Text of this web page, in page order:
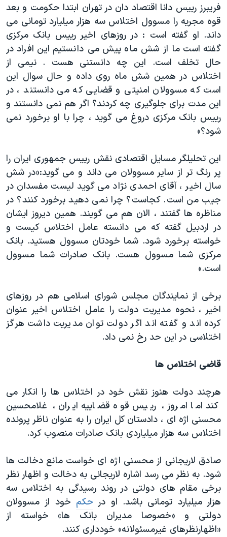
چهل سال گروگان‌گیری
قانون شفافیت دارائی کادر رهبری ایران
اعتراضات مردمی آبان ۹۸
اسرائیل در جنگ
نرگس محمدی برنده جایزه نوبل صلح
همایش محافظه‌کاران آمریکا «سی‌پک»
صفحه‌های ویژه
فریبرز رییس دانا اقتصاد دان در تهران ابتدا حکومت و بعد
قوه مجریه را مسوول اختلاس سه هزار میلیارد تومانی می
داند. او گفته است : در روزهای اخیر رییس بانک مرکزی
گفته است ما از شش ماه پیش می دانستیم این افراد در
حال تخلف است. این چه دانستنی هست . نیمی از
اختلاس در همین شش ماه روی داده و حال سوال این
است که مسوولان امنیتی و قضایی که می دانستند ، در
این مدت برای جلوگیری چه کردند؟ اگر هم نمی دانستند و
رییس بانک مرکزی دروغ می گوید ، چرا با او برخورد نمی
شود؟»
این تحلیلگر مسایل اقتصادی نقش رییس جمهوری ایران را
پر رنگ تر از سایر مسوولان می داند و می گوید:«در شش
سال اخیر ، آقای احمدی نژاد می گوید لیست مفسدان در
جیب من است. کجاست؟ چرا نمی دهید برخورد کنند؟ در
مناظره ها گفتند ، الان هم می گویند. همین دیروز ایشان
در اردبیل گفته که می دانسته عامل اختلاس کیست و
خواسته برخورد شود. شما خودتان مسوول هستید. بانک
مرکزی شما مسوول هست. بانک صادرات شما مسوول
است.»
برخی از نمایندگان مجلس شورای اسلامی هم در روزهای
اخیر ، نحوه مدیریت دولت را عامل اختلاس اخیر عنوان
کرده اند و گفته اند اگر دولت توان مدیریت داشت هرگز
اختلاسی در این حد رخ نمی داد.
قاضی اختلاس ها
هرچند دولت هنوز نقش خود در اختلاس ها را انکار می
کند اما امروز ، رییس قوه قضاییه ایران ، غلامحسین
محسنی اژه ای ، دادستان کل ایران را به عنوان ناظر پرونده
اختلاس سه هزار میلیاردی بانک صادرات منصوب کرد.
صادق لاریجانی از محسنی اژه ای خواست مانع دخالت ها
شود. به نظر می رسد اشاره لاریجانی به دخالت و اظهار نظر
برخی مقام های دولتی در روند رسیدگی به اختلاس سه
هزار میلیارد تومانی باشد. او در حکم خود از مسوولان
دولتی و «خصوصا مدیران بانک ها» خواسته از
«اظهارنظرهای غیرمسئولانه» خودداری کنند.